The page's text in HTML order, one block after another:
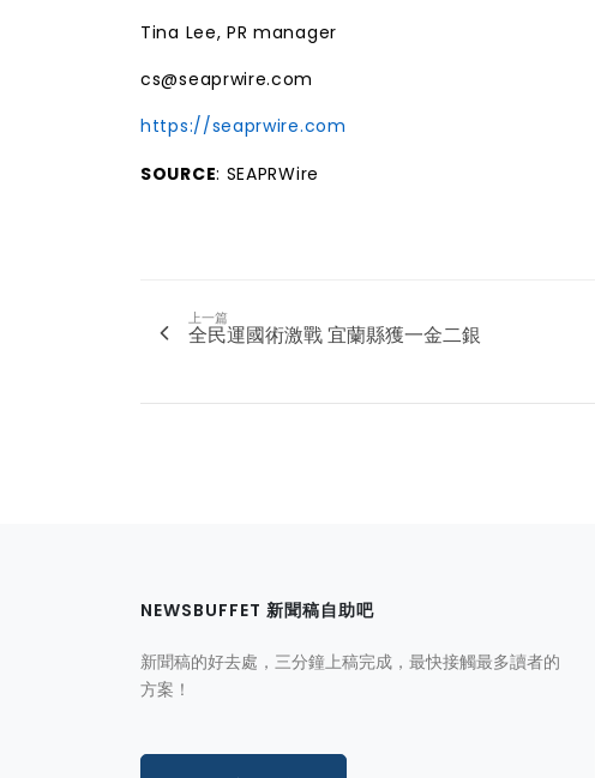
Tina Lee, PR manager
cs@seaprwire.com
https://seaprwire.com
SOURCE: SEAPRWire
上一篇
全民運國術激戰 宜蘭縣獲一金二銀
NEWSBUFFET 新聞稿自助吧
新聞稿的好去處，三分鐘上稿完成，最快接觸最多讀者的
方案！